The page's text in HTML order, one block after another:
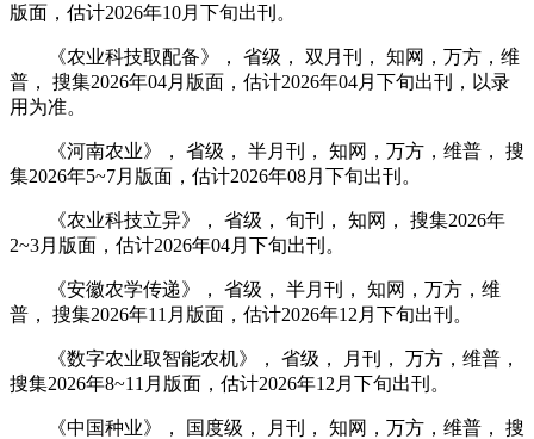
版面，估计2026年10月下旬出刊。
《农业科技取配备》， 省级， 双月刊， 知网，万方，维
普， 搜集2026年04月版面，估计2026年04月下旬出刊，以录
用为准。
《河南农业》， 省级， 半月刊， 知网，万方，维普， 搜
集2026年5~7月版面，估计2026年08月下旬出刊。
《农业科技立异》， 省级， 旬刊， 知网， 搜集2026年
2~3月版面，估计2026年04月下旬出刊。
《安徽农学传递》， 省级， 半月刊， 知网，万方，维
普， 搜集2026年11月版面，估计2026年12月下旬出刊。
《数字农业取智能农机》， 省级， 月刊， 万方，维普，
搜集2026年8~11月版面，估计2026年12月下旬出刊。
《中国种业》， 国度级， 月刊， 知网，万方，维普， 搜